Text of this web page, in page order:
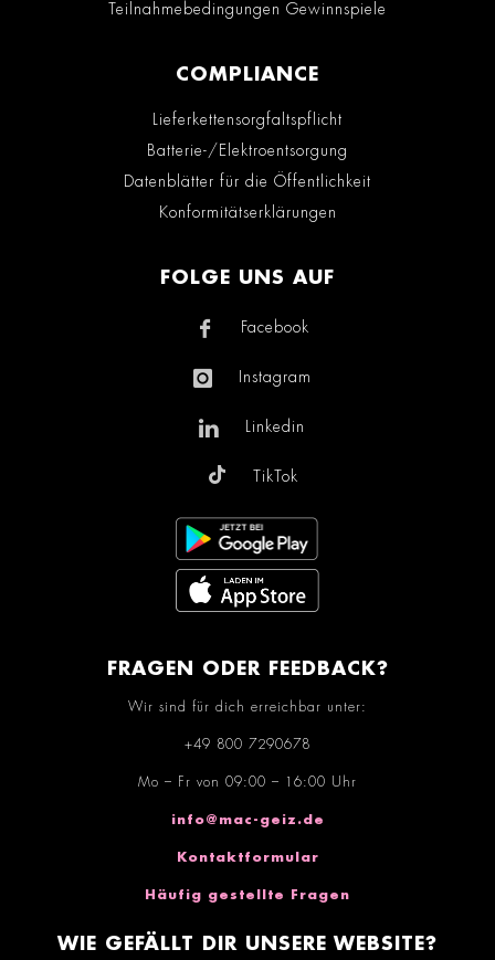
Teilnahmebedingungen Gewinnspiele
COMPLIANCE
Lieferkettensorgfaltspflicht
Batterie-/Elektroentsorgung
Datenblätter für die Öffentlichkeit
Konformitätserklärungen
FOLGE UNS AUF
Facebook
Instagram
Linkedin
TikTok
FRAGEN ODER FEEDBACK?
Wir sind für dich erreichbar unter:
+49 800 7290678
Mo – Fr von 09:00 – 16:00 Uhr
info@mac-geiz.de
Kontaktformular
Häufig gestellte Fragen
WIE GEFÄLLT DIR UNSERE WEBSITE?